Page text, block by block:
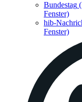
Bundestag
Fenster)
hib-
Fenster)